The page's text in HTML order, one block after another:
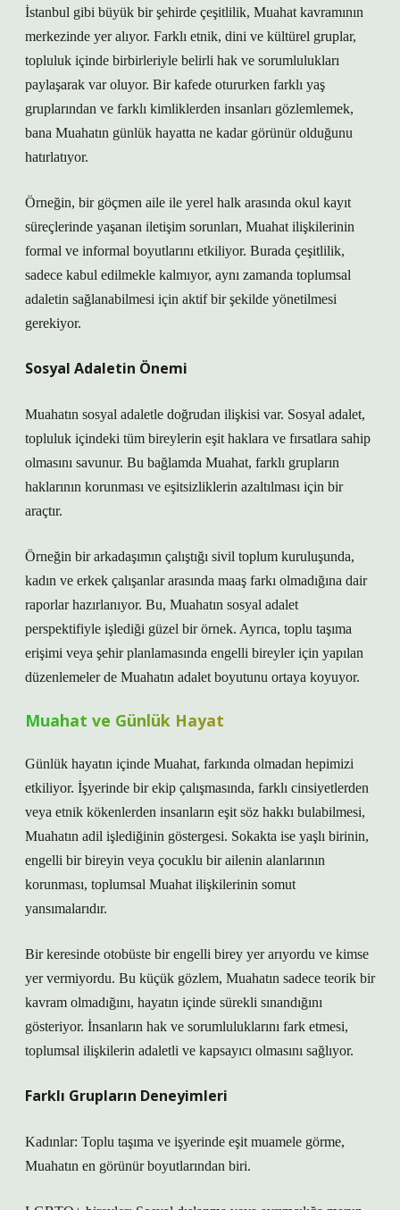
İstanbul gibi büyük bir şehirde çeşitlilik, Muahat kavramının
merkezinde yer alıyor. Farklı etnik, dini ve kültürel gruplar,
topluluk içinde birbirleriyle belirli hak ve sorumlulukları
paylaşarak var oluyor. Bir kafede otururken farklı yaş
gruplarından ve farklı kimliklerden insanları gözlemlemek,
bana Muahatın günlük hayatta ne kadar görünür olduğunu
hatırlatıyor.
Örneğin, bir göçmen aile ile yerel halk arasında okul kayıt
süreçlerinde yaşanan iletişim sorunları, Muahat ilişkilerinin
formal ve informal boyutlarını etkiliyor. Burada çeşitlilik,
sadece kabul edilmekle kalmıyor, aynı zamanda toplumsal
adaletin sağlanabilmesi için aktif bir şekilde yönetilmesi
gerekiyor.
Sosyal Adaletin Önemi
Muahatın sosyal adaletle doğrudan ilişkisi var. Sosyal adalet,
topluluk içindeki tüm bireylerin eşit haklara ve fırsatlara sahip
olmasını savunur. Bu bağlamda Muahat, farklı grupların
haklarının korunması ve eşitsizliklerin azaltılması için bir
araçtır.
Örneğin bir arkadaşımın çalıştığı sivil toplum kuruluşunda,
kadın ve erkek çalışanlar arasında maaş farkı olmadığına dair
raporlar hazırlanıyor. Bu, Muahatın sosyal adalet
perspektifiyle işlediği güzel bir örnek. Ayrıca, toplu taşıma
erişimi veya şehir planlamasında engelli bireyler için yapılan
düzenlemeler de Muahatın adalet boyutunu ortaya koyuyor.
Muahat ve Günlük Hayat
Günlük hayatın içinde Muahat, farkında olmadan hepimizi
etkiliyor. İşyerinde bir ekip çalışmasında, farklı cinsiyetlerden
veya etnik kökenlerden insanların eşit söz hakkı bulabilmesi,
Muahatın adil işlediğinin göstergesi. Sokakta ise yaşlı birinin,
engelli bir bireyin veya çocuklu bir ailenin alanlarının
korunması, toplumsal Muahat ilişkilerinin somut
yansımalarıdır.
Bir keresinde otobüste bir engelli birey yer arıyordu ve kimse
yer vermiyordu. Bu küçük gözlem, Muahatın sadece teorik bir
kavram olmadığını, hayatın içinde sürekli sınandığını
gösteriyor. İnsanların hak ve sorumluluklarını fark etmesi,
toplumsal ilişkilerin adaletli ve kapsayıcı olmasını sağlıyor.
Farklı Grupların Deneyimleri
Kadınlar: Toplu taşıma ve işyerinde eşit muamele görme,
Muahatın en görünür boyutlarından biri.